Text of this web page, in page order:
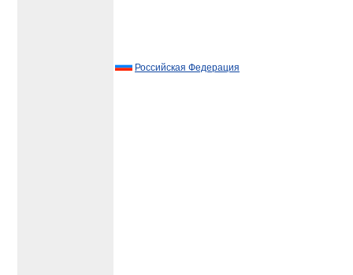
Российская Федерация